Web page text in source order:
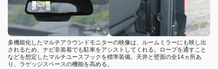
多機能化したマルチアラウンドモニターの映像は、ルームミラーにも映し出
されるため、ナビ非装着でも駐車をアシストしてくれる。ロープを通すこと
などを想定したマルチユースフックを標準装備。天井と壁面の全14ヵ所あ
り、ラゲッジスペースの機能を高める。